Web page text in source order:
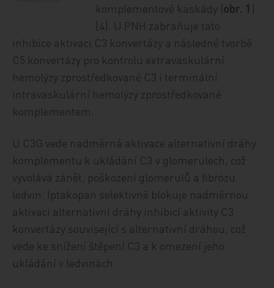
komplementové kaskády (obr. 1 )
[4]. U PNH zabraňuje tato
inhibice aktivaci C3 konvertázy a následné tvorbě
C5 konvertázy pro kontrolu extravaskulární
hemolýzy zprostředkované C3 i terminální
intravaskulární hemolýzy zprostředkované
komplementem.
U C3G vede nadměrná aktivace alternativní dráhy
komplementu k ukládání C3 v glomerulech, což
vyvolává zánět, poškození glomerulů a fibrózu
ledvin. Iptakopan selektivně blokuje nadměrnou
aktivaci alternativní dráhy inhibicí aktivity C3
konvertázy související s alternativní dráhou, což
vede ke snížení štěpení C3 a k omezení jeho
ukládání v ledvinách.